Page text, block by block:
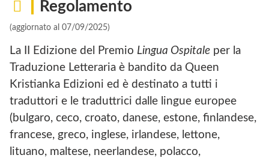
Regolamento
(aggiornato al 07/09/2025)
La II Edizione del Premio Lingua Ospitale per la
Traduzione Letteraria è bandito da Queen
Kristianka Edizioni ed è destinato a tutti i
traduttori e le traduttrici dalle lingue europee
(bulgaro, ceco, croato, danese, estone, finlandese,
francese, greco, inglese, irlandese, lettone,
lituano, maltese, neerlandese, polacco,